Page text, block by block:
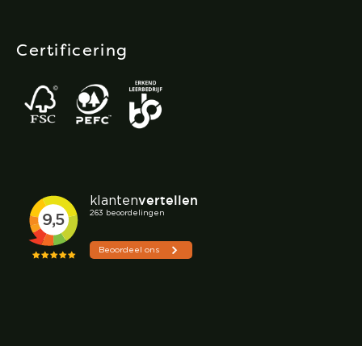
Certificering